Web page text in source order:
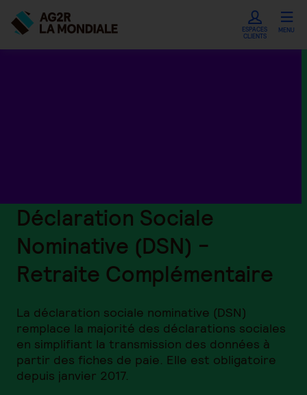
ESPACES
CLIENTS
MENU
Déclaration Sociale
Nominative (DSN) -
Retraite Complémentaire
La déclaration sociale nominative (DSN)
remplace la majorité des déclarations sociales
en simplifiant la transmission des données à
partir des fiches de paie. Elle est obligatoire
depuis janvier 2017.